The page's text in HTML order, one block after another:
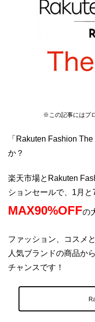
※この記事にはプ
「Rakuten Fashion
か？
楽天市場とRakuten
ションセールで、1月と
MAX90%OFFの
ファッション、コスメ
人気ブランドの商品か
チャンスです！